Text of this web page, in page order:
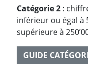
Catégorie 2 :
inférieur ou égal à
supérieure à
GUIDE